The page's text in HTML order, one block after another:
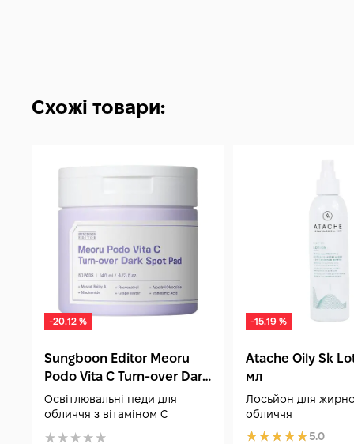
Схожі товари:
-20.12 %
Sungboon Editor Meoru
Podo Vita C Turn-over Dark
Spot Pad 60 шт
Освітлювальні педи для
обличчя з вітаміном С
-15.19 %
Atache Oily Sk
мл
Лосьйон для
обличчя
5.0